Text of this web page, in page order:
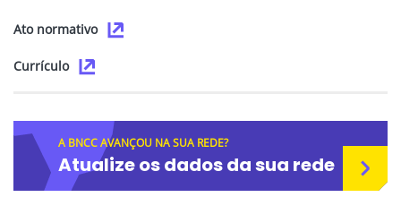
Ato normativo
Currículo
A BNCC AVANÇOU NA SUA REDE?
Atualize os dados da sua rede